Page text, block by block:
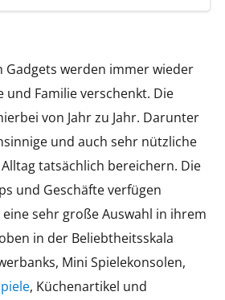
Gadgets werden immer wieder
und Familie verschenkt. Die
von Jahr zu Jahr. Darunter
und auch sehr nützliche
tatsächlich bereichern. Die
und Geschäfte verfügen
sehr große Auswahl in ihrem
in der Beliebtheitsskala
Mini Spielekonsolen,
, Küchenartikel und